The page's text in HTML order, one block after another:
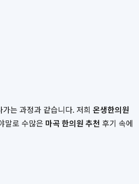
는 과정과 같습니다. 저희 온생한의원
말로 수많은 마곡 한의원 추천 후기 속에